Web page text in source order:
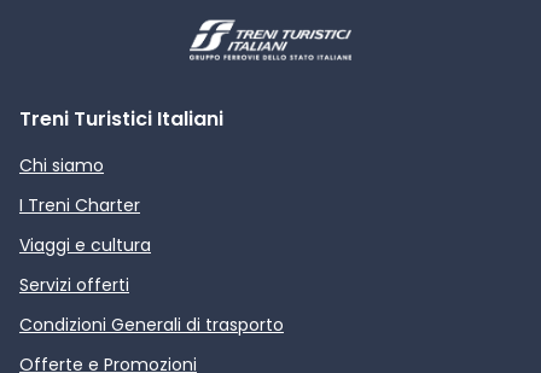
Treni Turistici Italiani
Chi siamo
I Treni Charter
Viaggi e cultura
Servizi offerti
Condizioni Generali di trasporto
Offerte e Promozioni